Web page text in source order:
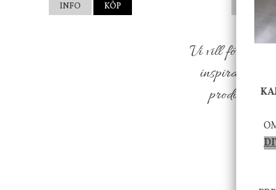
INFO KÖP
Vi vill förmedla
inspiration
produkter